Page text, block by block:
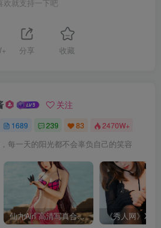
欢就支持一下吧
分享 收藏
关注
1689 239 83 2470W+
每一天的阳光都不会辜负自己的笑容
仙九Airi 高清写真合集[持续更新]